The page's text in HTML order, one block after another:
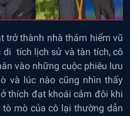
trở thành nhà thám hiểm vũ
di tích lịch sử và tàn tích, cô
vào những cuộc phiêu lưu
và lúc nào cũng nhìn thấy
thích đạt khoái cảm đôi khi
mò của cô lại thường dẫn